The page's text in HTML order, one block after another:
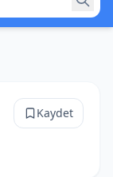
Kaydet